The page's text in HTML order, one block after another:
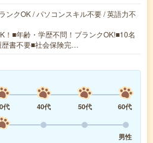
ンクOK / パソコンスキル不要 / 英語力不
！■年齢・学歴不問！ブランクOK!■10名
歴書不要■社会保険完…
代 40代 50代
60代
男性